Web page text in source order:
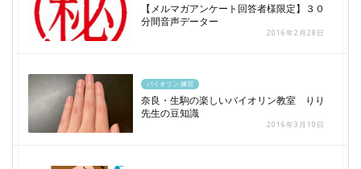
【メルマガアンケート回答者様限定】３０
分間音声データー
2016年2月28日
バイオリン 練習
奈良・生駒の楽しいバイオリン教室 りり
先生の豆知識
2016年3月10日